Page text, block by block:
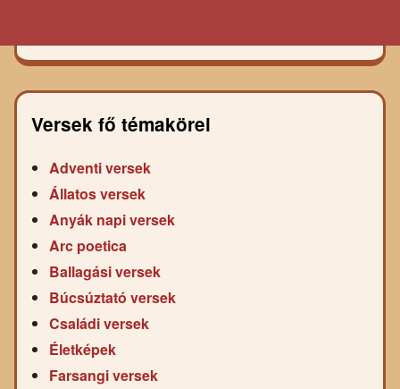
Versek fő témakörei
Adventi versek
Állatos versek
Anyák napi versek
Arc poetica
Ballagási versek
Búcsúztató versek
Családi versek
Életképek
Farsangi versek